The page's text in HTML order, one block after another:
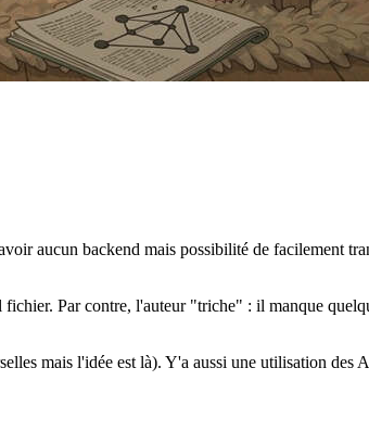
aucun backend mais possibilité de facilement
Par contre, l'auteur "triche" : il manque
mais l'idée est là). Y'a aussi une utilisation